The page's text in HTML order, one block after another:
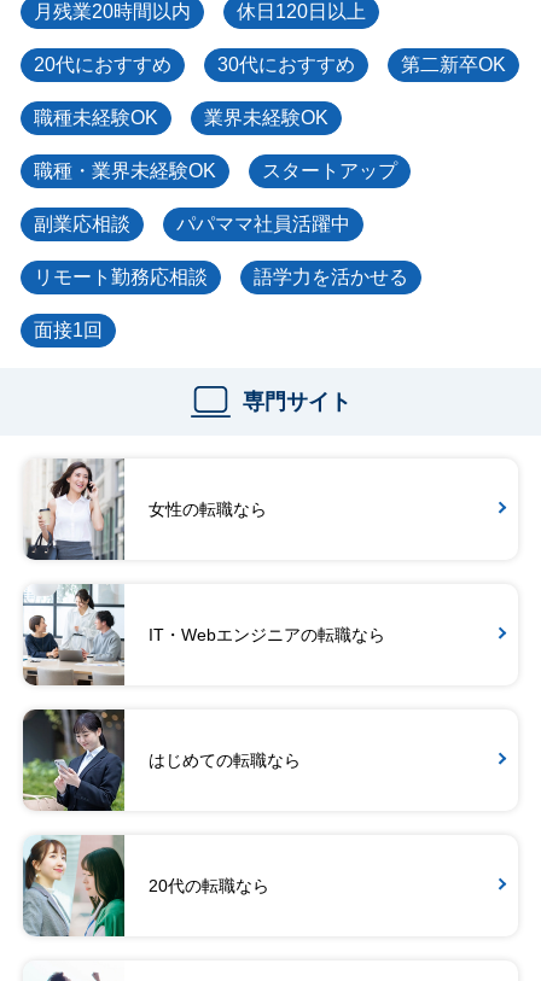
月残業20時間以内 休日120日以上
20代におすすめ 30代におすすめ 第二新卒OK
職種未経験OK 業界未経験OK
職種・業界未経験OK スタートアップ
副業応相談 パパママ社員活躍中
リモート勤務応相談 語学力を活かせる
面接1回
専門サイト
女性の転職なら
IT・Webエンジニアの転職なら
はじめての転職なら
20代の転職なら